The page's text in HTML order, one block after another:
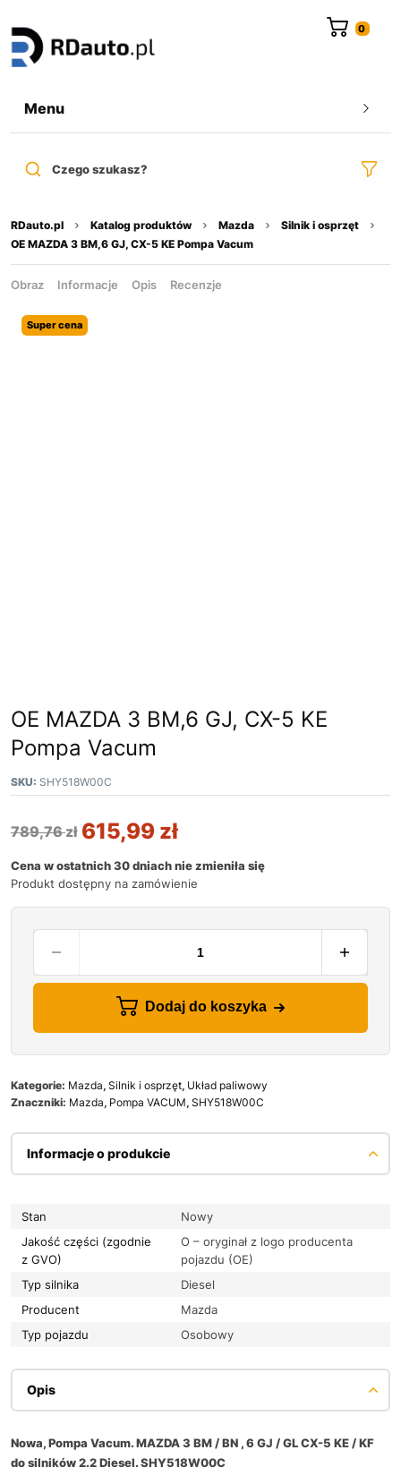
Menu
Czego szukasz?
RDauto.pl Katalog produktów Mazda
Silnik i osprzęt
OE MAZDA 3 BM,6 GJ, CX-5 KE Pompa Vacum
Obraz Informacje Opis Recenzje
Super cena
OE MAZDA 3 BM,6 GJ, CX-5 KE
Pompa Vacum
SKU: SHY518W00C
789,76zł 615,99 zł
Cena w ostatnich 30 dniach nie zmieniła się
Produkt dostępny na zamówienie
Dodaj do koszyka
Kategorie: Mazda, Silnik i osprzęt, Układ paliwowy
Znaczniki: Mazda, Pompa VACUM, SHY518W00C
Informacje o produkcie
Stan
Nowy
Jakość części (zgodnie
z GVO)
O – oryginał z logo producenta
pojazdu (OE)
Typ silnika
Diesel
Producent
Mazda
Typ pojazdu
Osobowy
Opis
Nowa, Pompa Vacum. MAZDA 3 BM / BN , 6 GJ / GL CX-5 KE / KF
do silników 2.2 Diesel. SHY518W00C